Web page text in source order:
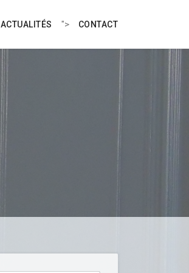
ACTUALITÉS "> CONTACT